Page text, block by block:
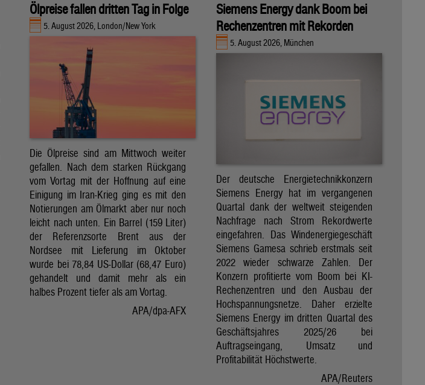
Ölpreise fallen dritten Tag in Folge
5. August 2026, London/New York
Die Ölpreise sind am Mittwoch weiter
gefallen. Nach dem starken Rückgang
vom Vortag mit der Hoffnung auf eine
Einigung im Iran-Krieg ging es mit den
Notierungen am Ölmarkt aber nur noch
leicht nach unten. Ein Barrel (159 Liter)
der Referenzsorte Brent aus der
Nordsee mit Lieferung im Oktober
wurde bei 78,84 US-Dollar (68,47 Euro)
gehandelt und damit mehr als ein
halbes Prozent tiefer als am Vortag.
APA/dpa-AFX
Siemens Energy dank Boom bei
Rechenzentren mit Rekorden
5. August 2026, München
Der deutsche Energietechnikkonzern
Siemens Energy hat im vergangenen
Quartal dank der weltweit steigenden
Nachfrage nach Strom Rekordwerte
eingefahren. Das Windenergiegeschäft
Siemens Gamesa schrieb erstmals seit
2022 wieder schwarze Zahlen. Der
Konzern profitierte vom Boom bei KI-
Rechenzentren und den Ausbau der
Hochspannungsnetze. Daher erzielte
Siemens Energy im dritten Quartal des
Geschäftsjahres 2025/26 bei
Auftragseingang, Umsatz und
Profitabilität Höchstwerte.
APA/Reuters